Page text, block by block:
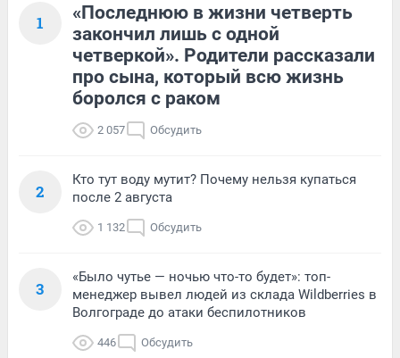
1
«Последнюю в жизни четверть
закончил лишь с одной
четверкой». Родители рассказали
про сына, который всю жизнь
боролся с раком
2 057 Обсудить
2
Кто тут воду мутит? Почему нельзя купаться
после 2 августа
1 132 Обсудить
3
«Было чутье — ночью что-то будет»: топ-
менеджер вывел людей из склада Wildberries в
Волгограде до атаки беспилотников
446 Обсудить